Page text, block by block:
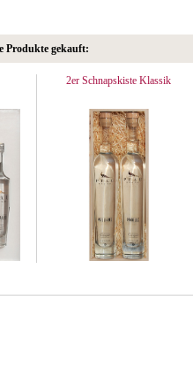
Produkte gekauft:
2er Schnapskiste Klassik